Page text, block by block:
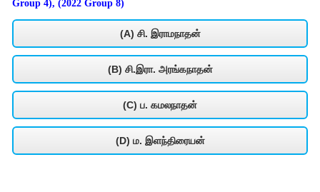
Group 4), (2022 Group 8)
(A) சி. இராமநாதன்
(B) சி.இரா. அரங்கநாதன்
(C) ப. கமலநாதன்
(D) ம. இளந்திரையன்